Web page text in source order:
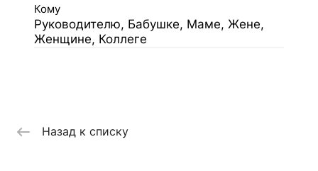
Кому
Руководителю, Бабушке, Маме, Жене,
Женщине, Коллеге
Назад к списку